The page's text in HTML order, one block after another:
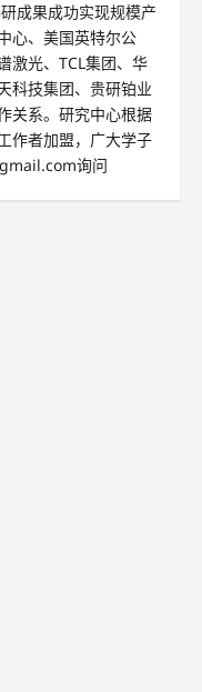
成果成功实现规模产
心、美国英特尔公
激光、TCL集团、华
科技集团、贵研铂业
关系。研究中心根据
作者加盟，广大学子
询问